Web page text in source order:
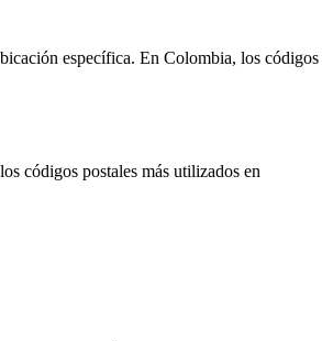
específica. En Colombia, los códigos
códigos postales más utilizados en